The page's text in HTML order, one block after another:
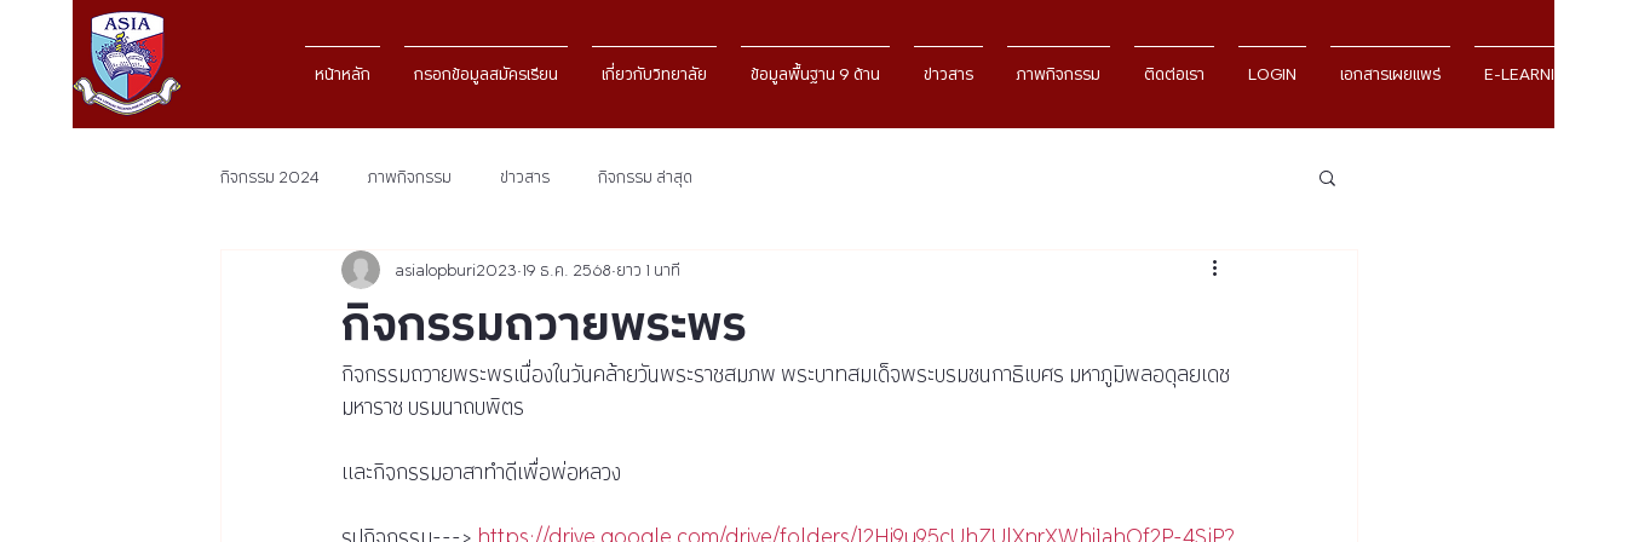
หน้าหลัก กรอกข้อมูลสมัครเรียน เกี่ยวกับวิทยาลัย ข้อมูลพื้นฐาน 9 ด้าน ข่าวสาร ภาพกิจกรรม ติดต่อเรา LOGIN เอกสารเผยแพร่ E-LEARNING
กิจกรรม 2024 ภาพกิจกรรม ข่าวสาร กิจกรรม ล่าสุด
กิจกรรมถวายพระพร
asialopburi2023 19 ธ.ค. 2568 ยาว 1 นาที
กิจกรรมถวายพระพรเนื่องในวันคล้ายวันพระราชสมภพ พระบาทสมเด็จพระบรมชนกาธิเบศร มหาภูมิพลอดุลยเดช
มหาราช บรมนาถบพิตร
และกิจกรรมอาสาทำดีเพื่อพ่อหลวง